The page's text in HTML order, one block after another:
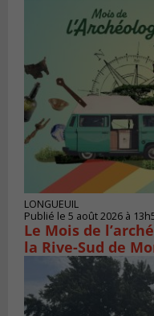
LONGUEUIL
Publié le 5 août 2026 à
Le Mois de
la Rive-Sud de